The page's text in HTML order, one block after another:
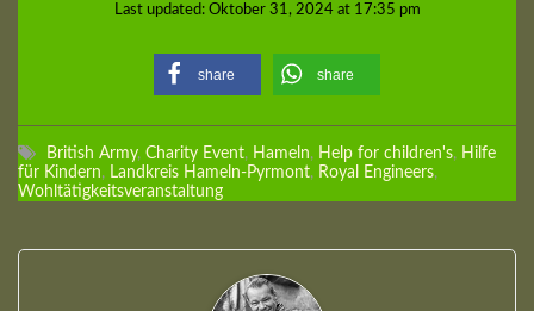
Last updated: Oktober 31, 2024 at 17:35 pm
share share
British Army, Charity Event, Hameln, Help for children's, Hilfe
für Kindern, Landkreis Hameln-Pyrmont, Royal Engineers,
Wohltätigkeitsveranstaltung